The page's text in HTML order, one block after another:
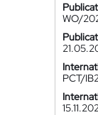
WO/
PCT/